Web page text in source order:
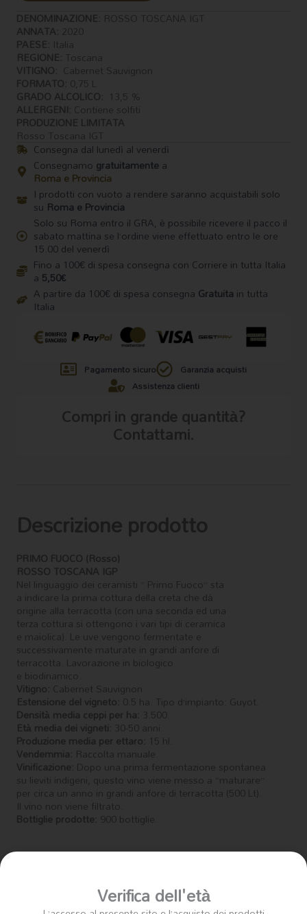
75cl
Fattoria
DENOMINAZIONE: ROSSO TOSCANA IGT
ANNATA: 2020
PAESE: Italia
REGIONE: Toscana
VITIGNO: Cabernet Sauvignon
FORMATO: 0,75 L
GRADO ALCOLICO: 13,5 %
ALLERGENI: Contiene solfiti
PRODUZIONE LIMITATA
Rosso Toscana IGT
Consegna dal lunedì al venerdì
Consegnamo gratuitamentea
Roma e Provincia
I prodotti con vuoto a rendere saranno acquistabili solo
su Roma e Provincia
Solo su Roma entro il GRA, è possibile ricevere il pacco il
sabato mattina se l’ordine viene effettuato entro le ore
15.00 del venerdì
Fino a 100€ di spesa consegna con Corriere in tutta Italia
a 5,50€
A partire da 100€ di spesa consegna Gratuita in tutta
Italia
Pagamento sicuro
Garanzia acquisti
Assistenza clienti
Compri in grande quantità?
Contattami.
Descrizione prodotto
PRIMO FUOCO (Rosso)
ROSSO TOSCANA IGP
Nel linguaggio dei ceramisti “ Primo Fuoco” sta
a indicare la prima cottura della creta che dà
origine alla terracotta (con una seconda ed una
terza cottura si ottengono i vari tipi di ceramica
e maiolica). Le uve vengono fermentate e
successivamente maturate in grandi anfore di
terracotta. Lavorazione in biologico
e biodinamico.
Vitigno: Cabernet Sauvignon
Estensione del vigneto: 0.5 ha. Tipo d’impianto: Guyot.
Densità media ceppi per ha: 3.500.
Età media dei vigneti: 30-50 anni.
Produzione media per ettaro: 15 hl.
Vendemmia: Raccolta manuale.
Vinificazione: Dopo una prima fermentazione spontanea
su lieviti indigeni, questo vino viene messo a “maturare”
per circa un anno in grandi anfore di terracotta (500 Lt).
Il vino non viene filtrato.
Bottiglie prodotte: 900 bottiglie.
Prodotti correlati
Verifica dell'età